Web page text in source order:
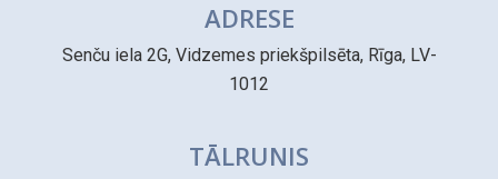
ADRESE
Senču iela 2G, Vidzemes priekšpilsēta, Rīga, LV-
1012
TĀLRUNIS